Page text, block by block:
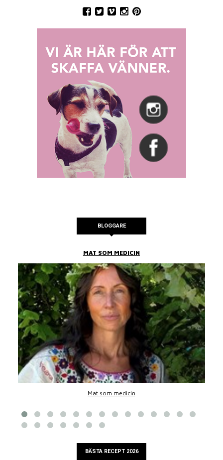
BLOGGARE
MAT SOM MEDICIN
Mat som medicin
BÄSTA RECEPT 2026